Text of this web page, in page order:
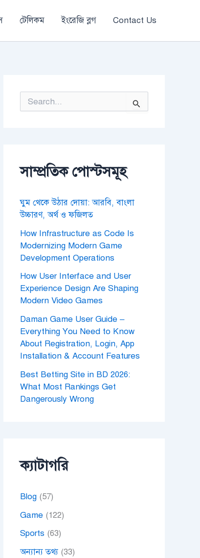
টেলিকম ইংরেজি ব্লগ Contact Us
rসাম্প্রতিক পোস্টসমূহ
ঘুম থেকে উঠার দোয়া: আরবি, বাংলা
উচ্চারণ, অর্থ ও ফজিলত
How Infrastructure as Code Is
Modernizing Modern Game
Development Operations
How User Interface and User
Experience Design Are Shaping
Modern Video Games
Daman Game User Guide –
Everything You Need to Know
About Registration, Login, App
Installation & Account Features
Best Betting Site in BD 2026:
What Most Rankings Get
Dangerously Wrong
ক্যাটাগরি
Blog (57)
Game (122)
Sports (63)
অন্যান্য তথ্য (33)